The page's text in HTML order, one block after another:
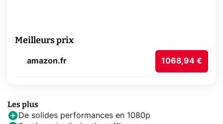
Meilleurs prix
amazon.fr 1068,94 €
Les plus
De solides performances en 1080p